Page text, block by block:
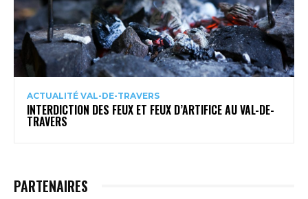
ACTUALITÉ VAL-DE-TRAVERS
INTERDICTION DES FEUX ET FEUX D’ARTIFICE AU VAL-DE-
TRAVERS
PARTENAIRES